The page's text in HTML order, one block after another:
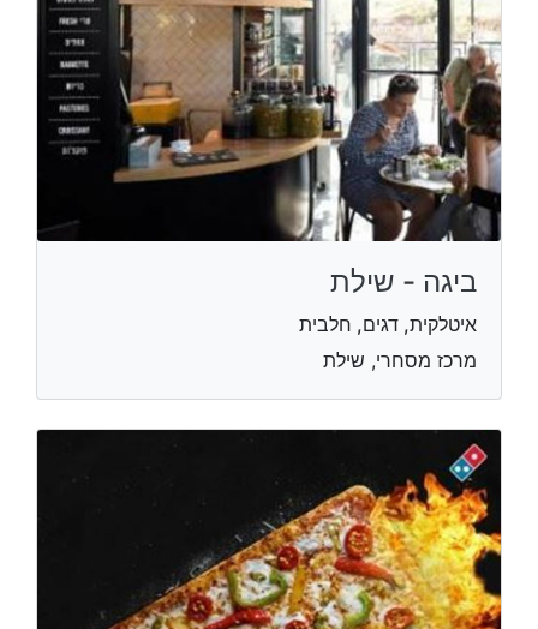
ביגה - שילת
איטלקית, דגים, חלבית
מרכז מסחרי, שילת